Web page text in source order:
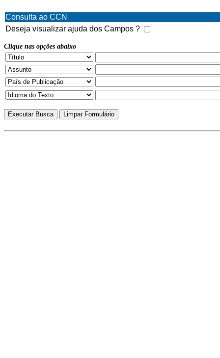
Consulta ao CCN
Deseja visualizar ajuda dos Campos ?
Clique nas opções abaixo